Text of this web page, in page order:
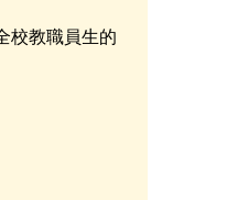
校教職員生的